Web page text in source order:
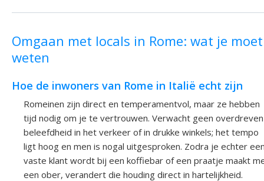
Omgaan met locals in Rome: wat je moet
weten
Hoe de inwoners van Rome in Italië echt zijn
Romeinen zijn direct en temperamentvol, maar ze hebben
tijd nodig om je te vertrouwen. Verwacht geen overdreven
beleefdheid in het verkeer of in drukke winkels; het tempo
ligt hoog en men is nogal uitgesproken. Zodra je echter
vaste klant wordt bij een koffiebar of een praatje maakt
een ober, verandert die houding direct in hartelijkheid.